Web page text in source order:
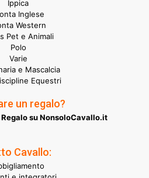
Ippica
Inglese
Western
Pet e Animali
Polo
Varie
e Mascalcia
Equestri
un regalo?
su NonsoloCavallo.it
Cavallo: